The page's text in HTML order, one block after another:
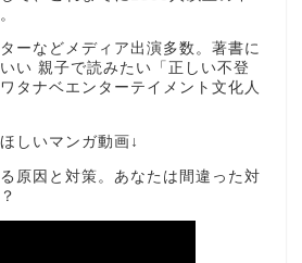
ーなどメディア出演多数。著書に
い 親子で読みたい「正しい不登
タナベエンターテイメント文化人
しいマンガ動画↓
原因と対策。あなたは間違った対